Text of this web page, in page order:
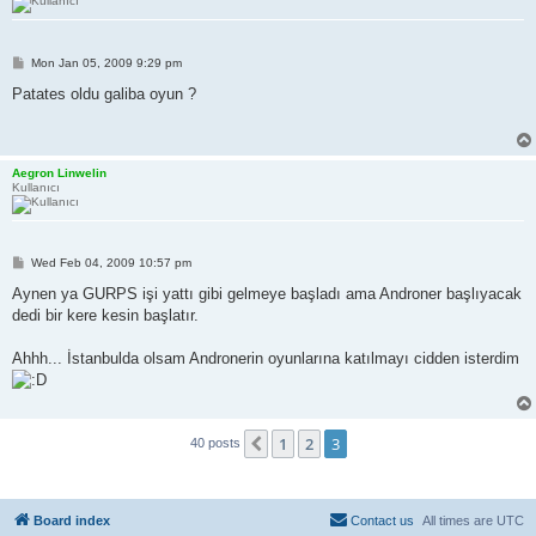
P
s
Mon Jan 05, 2009 9:29 pm
Patates oldu galiba oyun ?
Aegron Linwelin
Kullanıcı
P
s
t
Wed Feb 04, 2009 10:57 pm
Aynen ya GURPS işi yattı gibi gelmeye başladı ama Androner başlıyacak
dedi bir kere kesin başlatır.
Ahhh... İstanbulda olsam Andronerin oyunlarına katılmayı cidden isterdim
40 posts Previous
1 2 3
Board index All times are UTC
Contact us